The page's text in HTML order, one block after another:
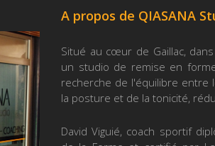
A propos de QIASANA
Situé au cœur de Gaillac,
un studio de remise en
recherche de l'équilibre entre
la posture et de la tonicité,
David Viguié, coach sportif